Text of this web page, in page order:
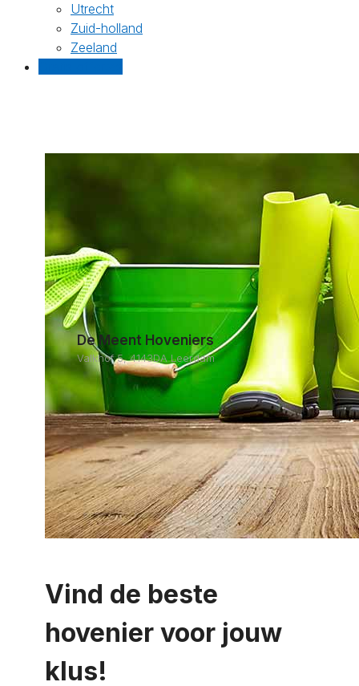
Utrecht
Zuid-holland
Zeeland
De Meent Hoveniers
Valkhof 5, 4143DA Leerdam
Vind de beste
hovenier voor jouw
klus!